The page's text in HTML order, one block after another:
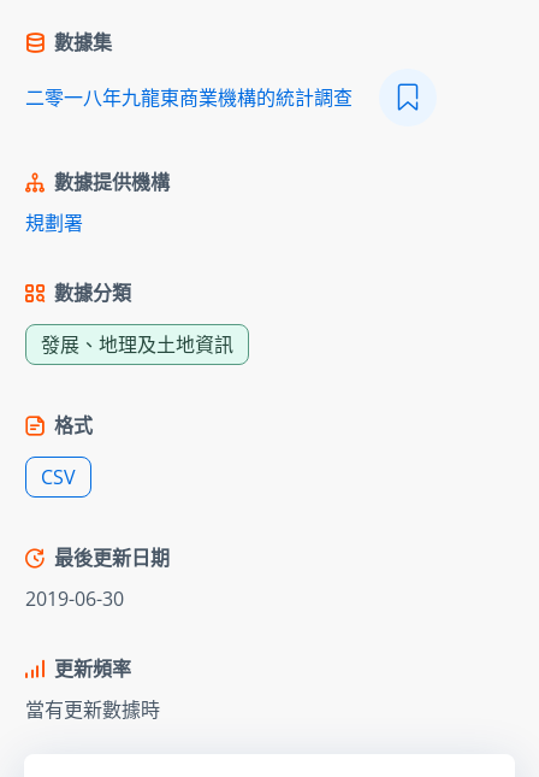
數據集
二零一八年九龍東商業機構的統計調查
數據提供機構
規劃署
數據分類
發展、地理及土地資訊
格式
CSV
最後更新日期
2019-06-30
更新頻率
當有更新數據時